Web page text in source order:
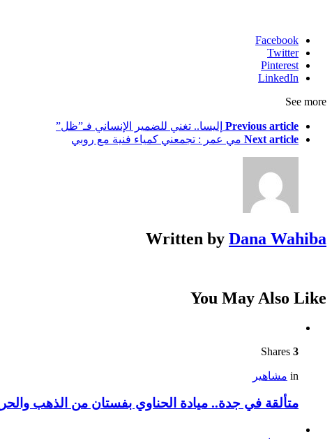
Facebook
Twitter
Pinterest
LinkedIn
See more
Previous article إليسا.. تغني للضمير الإنساني فـ”ظل”
Next article مي عمر : تجمعني كمياء فنية مع روبي
Written by Dana Wahiba
You May Also Like
3
in مشاهير
متألقة في جدة.. ميادة الحناوي بفستان من الذهب